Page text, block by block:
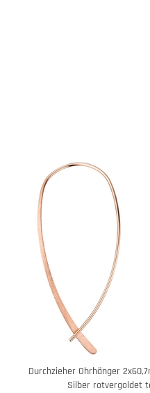
Durchzieher Ohrhänger
Silber rotvergoldet